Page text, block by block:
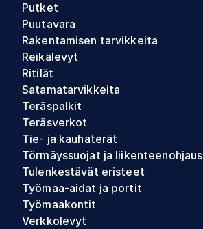
Putket
Puutavara
Rakentamisen tarvikkeita
Reikälevyt
Ritilät
Satamatarvikkeita
Teräspalkit
Teräsverkot
Tie- ja kauhaterät
Törmäyssuojat ja liikenteenohjaus
Tulenkestävät eristeet
Työmaa-aidat ja portit
Työmaakontit
Verkkolevyt